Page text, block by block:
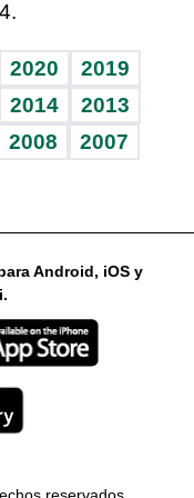
2020
2019
2014
2013
2008
2007
Android, iOS y
reservados.